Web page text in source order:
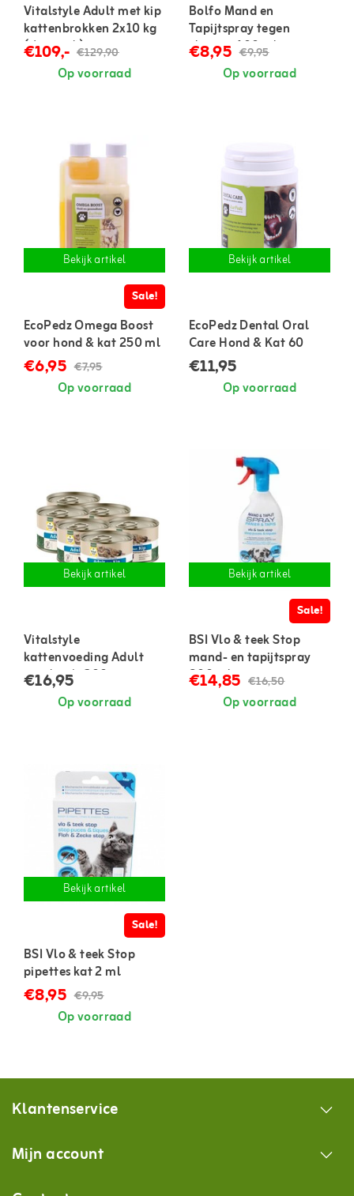
Vitalstyle Adult met kip
kattenbrokken 2x10 kg
(duopack)
€109,- €129,90
Op voorraad
Bolfo Mand en
Tapijtspray tegen
vlooien 400 ml
€8,95 €9,95
Op voorraad
Bekijk artikel
Sale!
EcoPedz Omega Boost
voor hond & kat 250 ml
€6,95 €7,95
Op voorraad
Bekijk artikel
EcoPedz Dental Oral
Care Hond & Kat 60
gram
€11,95
Op voorraad
Bekijk artikel
Vitalstyle
kattenvoeding Adult
met kip 6x200 gram
€16,95
Op voorraad
Bekijk artikel
Sale!
BSI Vlo & teek Stop
mand- en tapijtspray
800 ml
€14,85 €16,50
Op voorraad
Bekijk artikel
Sale!
BSI Vlo & teek Stop
pipettes kat 2 ml
€8,95 €9,95
Op voorraad
Klantenservice
Mijn account